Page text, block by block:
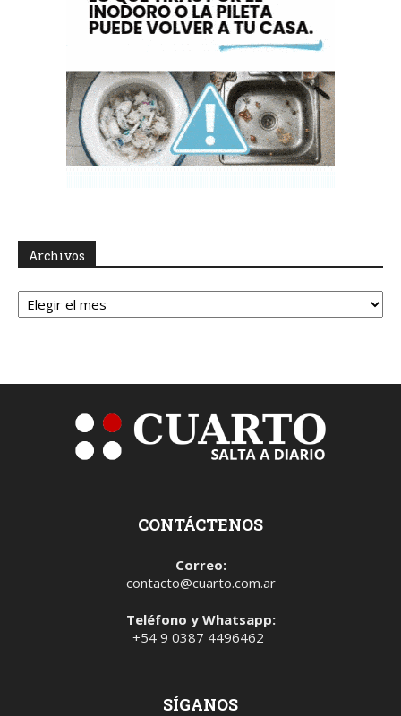
Archivos
Archivos
CONTÁCTENOS
Correo:
contacto@cuarto.com.ar
Teléfono y Whatsapp:
+54 9 0387 4496462
SÍGANOS